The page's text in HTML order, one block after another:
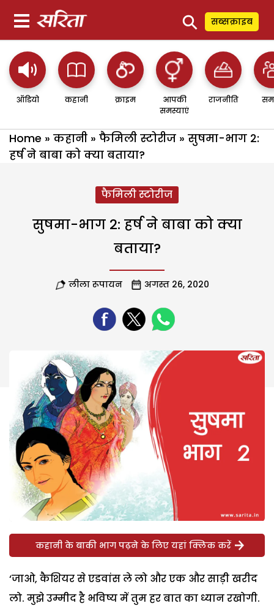
⚲ सब्सक्राइब
ऑडियो कहानी क्राइम
आपकी
समस्याएं
राजनीति
Home » कहानी » फैमिली स्टोरीज » सुषमा-भाग 2:
हर्ष ने बाबा को क्या बताया?
फैमिली स्टोरीज
सुषमा-भाग 2: हर्ष ने बाबा को क्या
बताया?
लीला रूपायन अगस्त 26, 2020
कहानी के बाकी भाग पढ़ने के लिए यहां क्लिक करें
‘जाओ, कैशियर से एडवांस ले लो और एक और साड़ी खरीद
लो. मुझे उम्मीद है भविष्य में तुम हर बात का ध्यान रखोगी.